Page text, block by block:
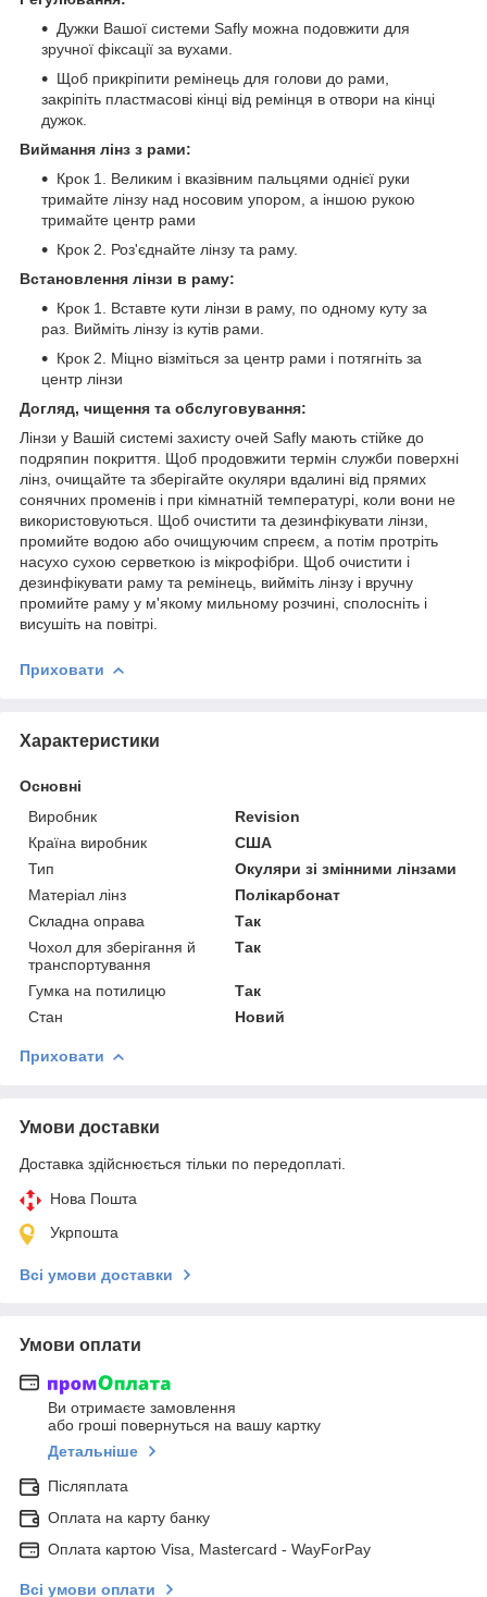
Дужки Вашої системи Safly можна подовжити для
зручної фіксації за вухами.
Щоб прикріпити ремінець для голови до рами,
закріпіть пластмасові кінці від ремінця в отвори на кінці
дужок.
Виймання лінз з рами:
Крок 1. Великим і вказівним пальцями однієї руки
тримайте лінзу над носовим упором, а іншою рукою
тримайте центр рами
Крок 2. Роз'єднайте лінзу та раму.
Встановлення лінзи в раму:
Крок 1. Вставте кути лінзи в раму, по одному куту за
раз. Вийміть лінзу із кутів рами.
Крок 2. Міцно візміться за центр рами і потягніть за
центр лінзи
Догляд, чищення та обслуговування:
Лінзи у Вашій системі захисту очей Safly мають стійке до
подряпин покриття. Щоб продовжити термін служби поверхні
лінз, очищайте та зберігайте окуляри вдалині від прямих
сонячних променів і при кімнатній температурі, коли вони не
використовуються. Щоб очистити та дезинфікувати лінзи,
промийте водою або очищуючим спреєм, а потім протріть
насухо сухою серветкою із мікрофібри. Щоб очистити і
дезинфікувати раму та ремінець, вийміть лінзу і вручну
промийте раму у м'якому мильному розчині, сполосніть і
висушіть на повітрі.
Приховати
Характеристики
Основні
Виробник
Revision
Країна виробник
США
Тип
Окуляри зі змінними лінзами
Матеріал лінз
Полікарбонат
Складна оправа
Так
Чохол для зберігання й
транспортування
Так
Гумка на потилицю
Так
Стан
Новий
Приховати
Умови доставки
Доставка здійснюється тільки по передоплаті.
Нова Пошта
Укрпошта
Всі умови доставки
Умови оплати
Ви отримаєте замовлення
або гроші повернуться на вашу картку
Детальніше
Післяплата
Оплата на карту банку
Оплата картою Visa, Mastercard - WayForPay
Всі умови оплати